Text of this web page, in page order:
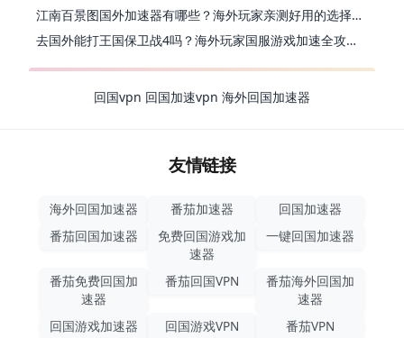
江南百景图国外加速器有哪些？海外玩家亲测好用的选择与避坑指南
去国外能打王国保卫战4吗？海外玩家国服游戏加速全攻略（附公主连结幻想江湖实测）
回国vpn 回国加速vpn 海外回国加速器
友情链接
海外回国加速器 番茄加速器
回国加速器
番茄回国加速器
免费回国游戏加
速器
一键回国加速器
番茄免费回国加
速器
番茄回国VPN
番茄海外回国加
速器
回国游戏加速器
回国游戏VPN
番茄VPN